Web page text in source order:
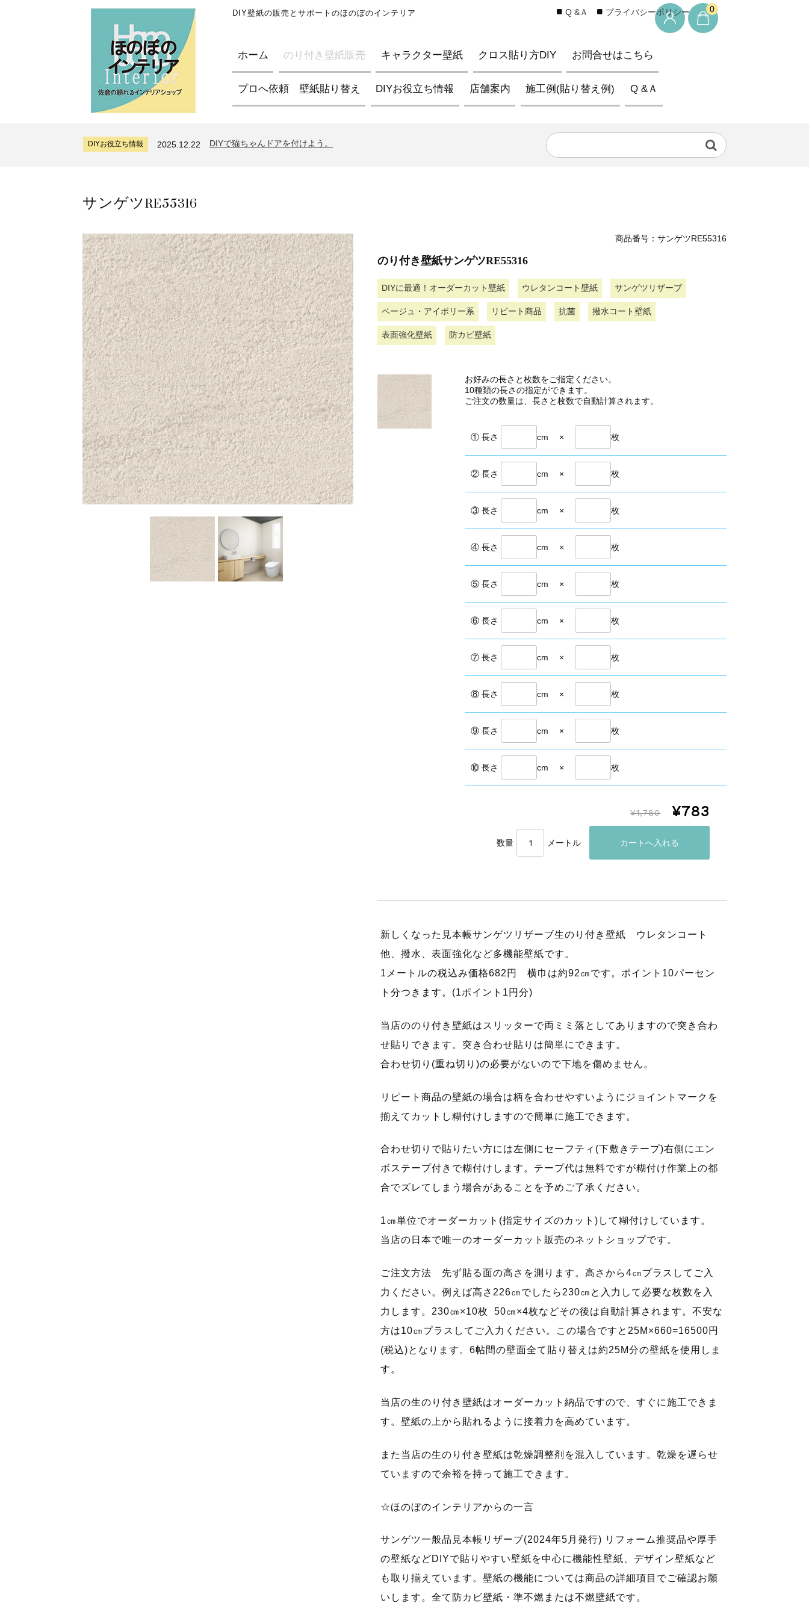
DIY壁紙の販売とサポートのほのぼのインテリア 0
ホーム のり付き壁紙販売 キャラクター壁紙 クロス貼り方DIY お問合せはこちら
プロへ依頼 壁紙貼り替え DIYお役立ち情報 店舗案内 施工例(貼り替え例) Q &Ａ
Q &Ａ プライバシーポリシー
DIYお役立ち情報 2024.7.11
DIYお役立ち情報 2025.12.22 DIYで猫ちゃんドアを付けよう。
DIYお役立ち情報 2024.7.11
サンゲツRE55316
商品番号：サンゲツRE55316
のり付き壁紙サンゲツRE55316
DIYに最適！オーダーカット壁紙 ウレタンコート壁紙 サンゲツリザーブ
ベージュ・アイボリー系 リピート商品 抗菌 撥水コート壁紙
表面強化壁紙 防カビ壁紙
お好みの長さと枚数をご指定ください。
10種類の長さの指定ができます。
ご注文の数量は、長さと枚数で自動計算されます。
① 長さ cm × 枚
② 長さ cm × 枚
③ 長さ cm × 枚
④ 長さ cm × 枚
⑤ 長さ cm × 枚
⑥ 長さ cm × 枚
⑦ 長さ cm × 枚
⑧ 長さ cm × 枚
⑨ 長さ cm × 枚
⑩ 長さ cm × 枚
¥1,780 ¥783
数量 メートル
新しくなった見本帳サンゲツリザーブ生のり付き壁紙 ウレタンコート
他、撥水、表面強化など多機能壁紙です。
1メートルの税込み価格682円 横巾は約92㎝です。ポイント10パーセン
ト分つきます。(1ポイント1円分)
当店ののり付き壁紙はスリッターで両ミミ落としてありますので突き合わ
せ貼りできます。突き合わせ貼りは簡単にできます。
合わせ切り(重ね切り)の必要がないので下地を傷めません。
リピート商品の壁紙の場合は柄を合わせやすいようにジョイントマークを
揃えてカットし糊付けしますので簡単に施工できます。
合わせ切りで貼りたい方には左側にセーフティ(下敷きテープ)右側にエン
ボステープ付きで糊付けします。テープ代は無料ですが糊付け作業上の都
合でズレてしまう場合があることを予めご了承ください。
1㎝単位でオーダーカット(指定サイズのカット)して糊付けしています。
当店の日本で唯一のオーダーカット販売のネットショップです。
ご注文方法 先ず貼る面の高さを測ります。高さから4㎝プラスしてご入
力ください。例えば高さ226㎝でしたら230㎝と入力して必要な枚数を入
力します。230㎝×10枚 50㎝×4枚などその後は自動計算されます。不安な
方は10㎝プラスしてご入力ください。この場合ですと25M×660=16500円
(税込)となります。6帖間の壁面全て貼り替えは約25M分の壁紙を使用しま
す。
当店の生のり付き壁紙はオーダーカット納品ですので、すぐに施工できま
す。壁紙の上から貼れるように接着力を高めています。
また当店の生のり付き壁紙は乾燥調整剤を混入しています。乾燥を遅らせ
ていますので余裕を持って施工できます。
☆ほのぼのインテリアからの一言
サンゲツ一般品見本帳リザーブ(2024年5月発行) リフォーム推奨品や厚手
の壁紙などDIYで貼りやすい壁紙を中心に機能性壁紙、デザイン壁紙など
も取り揃えています。壁紙の機能については商品の詳細項目でご確認お願
いします。全て防カビ壁紙・準不燃または不燃壁紙です。